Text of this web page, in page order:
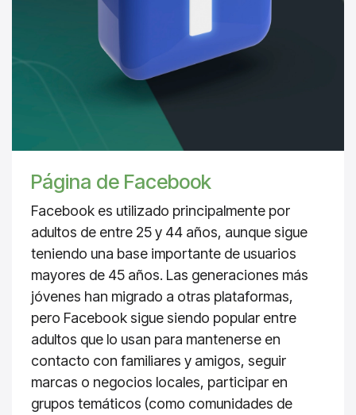
Página de Facebook
Facebook es utilizado principalmente por
adultos de entre 25 y 44 años, aunque sigue
teniendo una base importante de usuarios
mayores de 45 años. Las generaciones más
jóvenes han migrado a otras plataformas,
pero Facebook sigue siendo popular entre
adultos que lo usan para mantenerse en
contacto con familiares y amigos, seguir
marcas o negocios locales, participar en
grupos temáticos (como comunidades de